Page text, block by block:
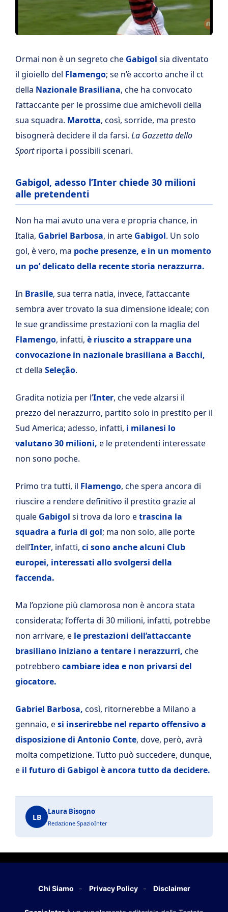
Ormai non è un segreto che Gabigol sia diventato
il gioiello del Flamengo; se n’è accorto anche il ct
della Nazionale Brasiliana, che ha convocato
l’attaccante per le prossime due amichevoli della
sua squadra. Marotta, così, sorride, ma presto
bisognerà decidere il da farsi. La Gazzetta dello
Sportriporta i possibili scenari.
Gabigol, adesso l’Inter chiede 30 milioni
alle pretendenti
Non ha mai avuto una vera e propria chance, in
Italia, Gabriel Barbosa, in arte Gabigol. Un solo
gol, è vero, ma poche presenze, e in un momento
un po’ delicato della recente storia nerazzurra.
In Brasile, sua terra natia, invece, l’attaccante
sembra aver trovato la sua dimensione ideale; con
le sue grandissime prestazioni con la maglia del
Flamengo, infatti, è riuscito a strappare una
convocazione in nazionale brasiliana a Bacchi,
ct della Seleção.
Gradita notizia per l’Inter, che vede alzarsi il
prezzo del nerazzurro, partito solo in prestito per il
Sud America; adesso, infatti, i milanesi lo
valutano 30 milioni, e le pretendenti interessate
non sono poche.
Primo tra tutti, il Flamengo, che spera ancora di
riuscire a rendere definitivo il prestito grazie al
quale Gabigol si trova da loro etrascina la
squadra a furia di gol; ma non solo, alle porte
dell’Inter, infatti, ci sono anche alcuni Club
europei, interessati allo svolgersi della
faccenda.
Ma l’opzione più clamorosa non è ancora stata
considerata; l’offerta di 30 milioni, infatti, potrebbe
non arrivare, e le prestazioni dell’attaccante
brasiliano iniziano a tentare i nerazzurri, che
potrebbero cambiare idea e non privarsi del
giocatore.
Gabriel Barbosa, così, ritornerebbe a Milano a
gennaio, esi inserirebbe nel reparto offensivo a
disposizione di Antonio Conte, dove, però, avrà
molta competizione. Tutto può succedere, dunque,
e il futuro di Gabigol è ancora tutto da decidere.
LB
Laura Bisogno
Redazione SpazioInter
Chi Siamo Privacy Policy Disclaimer